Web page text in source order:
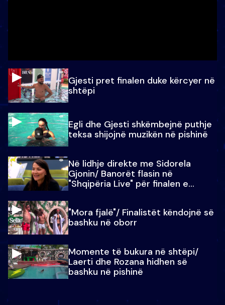
Gjesti pret finalen duke kërcyer në
shtëpi
Egli dhe Gjesti shkëmbejnë puthje
teksa shijojnë muzikën në pishinë
Në lidhje direkte me Sidorela
Gjonin/ Banorët flasin në
"Shqipëria Live" për finalen e
"Mora fjalë"/ Finalistët këndojnë së
bashku në oborr
Momente të bukura në shtëpi/
Laerti dhe Rozana hidhen së
bashku në pishinë